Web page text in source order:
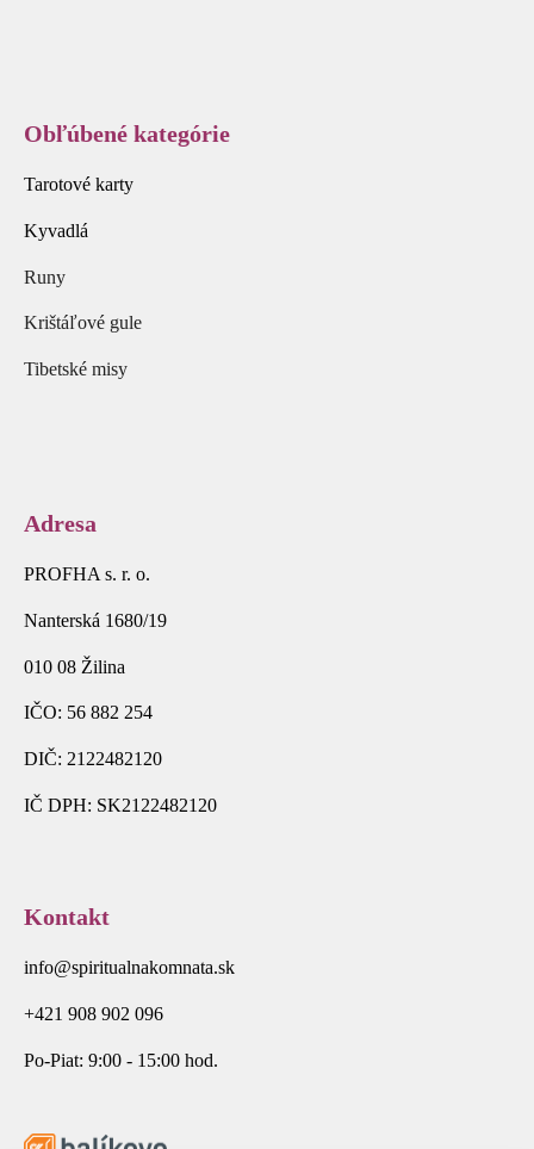
Obľúbené kategórie
Tarotové karty
Kyvadlá
Runy
Krištáľové gule
Tibetské misy
Adresa
PROFHA s. r. o.
Nanterská 1680/19
010 08 Žilina
IČO: 56 882 254
DIČ: 2122482120
IČ DPH: SK2122482120
Kontakt
info@spiritualnakomnata.sk
+421 908 902 096
Po-Piat: 9:00 - 15:00 hod.